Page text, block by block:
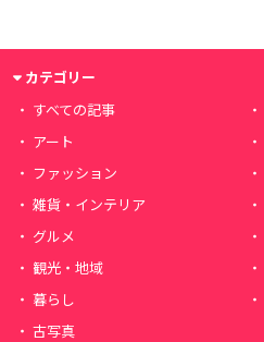
カテゴリー
すべての記事
アート
ファッション
雑貨・インテリア
グルメ
観光・地域
暮らし
古写真